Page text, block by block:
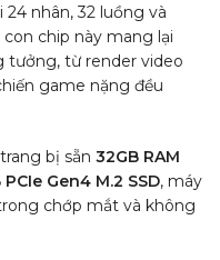
24 nhân, 32 luồng và
con chip này mang lại
tưởng, từ render video
game nặng đều
bị sẵn 32GB RAM
PCIe Gen4 M.2 SSD, máy
chớp mắt và không